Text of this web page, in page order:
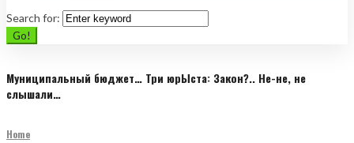
Search for:
Go!
Муниципальный бюджет… Три юрЫста: Закон?.. Не-не, не
слышали…
Home